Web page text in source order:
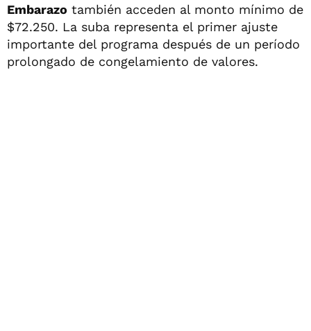
Embarazo también acceden al monto mínimo de
$72.250. La suba representa el primer ajuste
importante del programa después de un período
prolongado de congelamiento de valores.